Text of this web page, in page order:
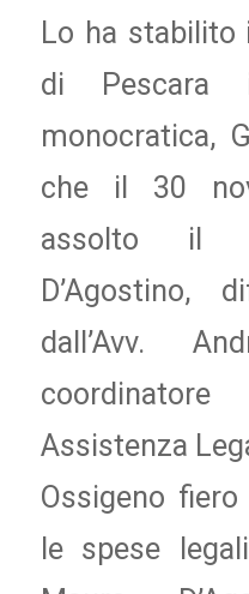
Lo ha stabilito
di Pescara
monocratica,
che il 30
assolto il
D’Agostino,
dall’Avv.
Assistenza
Ossigeno
le spese